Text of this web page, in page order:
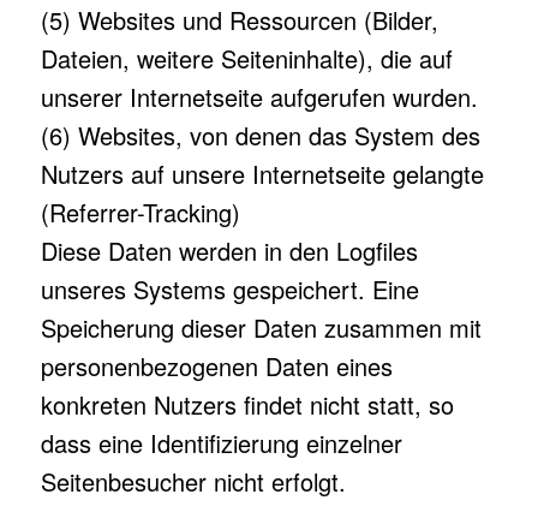
(5) Websites und Ressourcen (Bilder,
Dateien, weitere Seiteninhalte), die auf
unserer Internetseite aufgerufen wurden.
(6) Websites, von denen das System des
Nutzers auf unsere Internetseite gelangte
(Referrer-Tracking)
Diese Daten werden in den Logfiles
unseres Systems gespeichert. Eine
Speicherung dieser Daten zusammen mit
personenbezogenen Daten eines
konkreten Nutzers findet nicht statt, so
dass eine Identifizierung einzelner
Seitenbesucher nicht erfolgt.